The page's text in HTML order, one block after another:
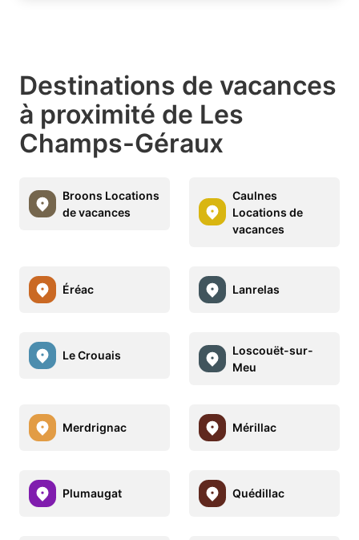
Destinations de vacances
à proximité de Les
Champs-Géraux
Broons Locations
de vacances
Caulnes
Locations de
vacances
Éréac Lanrelas
Le Crouais
Loscouët-sur-
Meu
Merdrignac Mérillac
Plumaugat Quédillac